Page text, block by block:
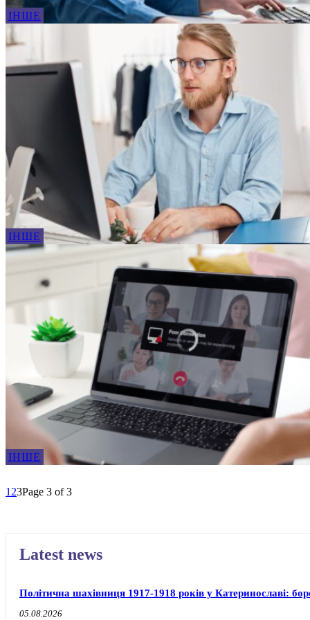
ІНШЕ
ІНШЕ
ІНШЕ
1 23Page 3 of 3
Latest news
Політична шахівниця 1917-1918 років у Катеринославі:
05.08.2026